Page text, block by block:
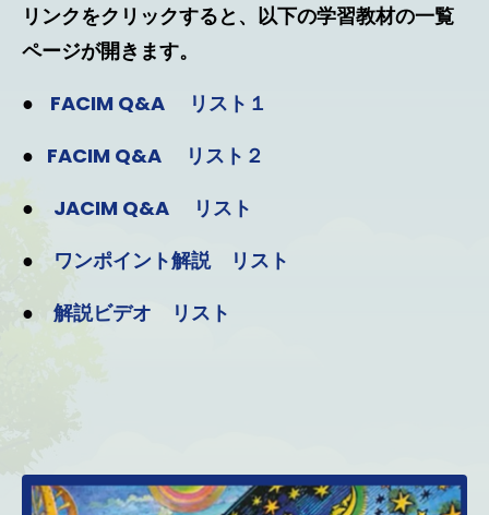
リンクをクリックすると、以下の学習教材の一覧
ページが開きます。
●
FACIM Q&A リスト１
● FACIM Q&A リスト２
●
JACIM Q&A リスト
●
ワンポイント解説 リスト
●
解説ビデオ リスト